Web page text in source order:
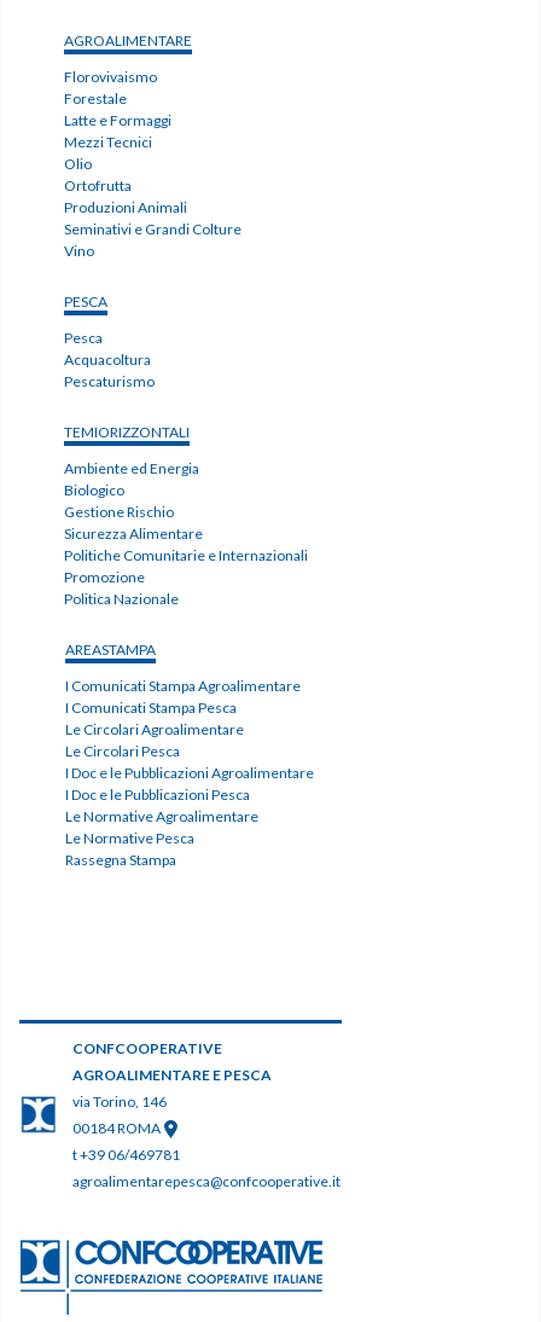
CONFCOOPERATIVE
AGROALIMENTARE E PESCA
via Torino, 146
00184 ROMA
t +39 06/469781
agroalimentarepesca@confcooperative.it
AGROALIMENTARE
Florovivaismo
Forestale
Latte e Formaggi
Mezzi Tecnici
Olio
Ortofrutta
Produzioni Animali
Seminativi e Grandi Colture
Vino
PESCA
Pesca
Acquacoltura
Pescaturismo
TEMIORIZZONTALI
Ambiente ed Energia
Biologico
Gestione Rischio
Sicurezza Alimentare
Politiche Comunitarie e Internazionali
Promozione
Politica Nazionale
AREASTAMPA
I Comunicati Stampa Agroalimentare
I Comunicati Stampa Pesca
Le Circolari Agroalimentare
Le Circolari Pesca
I Doc e le Pubblicazioni Agroalimentare
I Doc e le Pubblicazioni Pesca
Le Normative Agroalimentare
Le Normative Pesca
Rassegna Stampa